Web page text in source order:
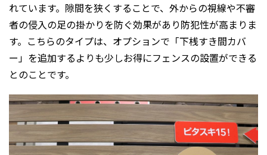
れています。隙間を狭くすることで、外からの視線や不審
者の侵入の足の掛かりを防ぐ効果があり防犯性が高まりま
す。こちらのタイプは、オプションで「下桟すき間カバ
ー」を追加するよりも少しお得にフェンスの設置ができる
とのことです。